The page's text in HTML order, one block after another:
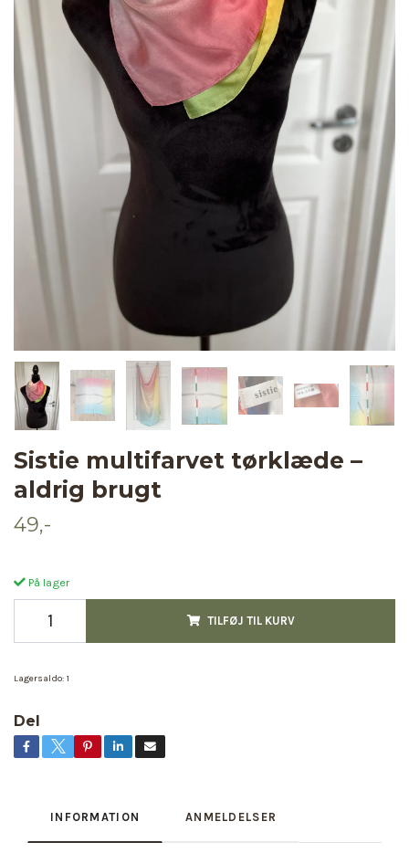
Sistie multifarvet tørklæde –
aldrig brugt
49,-
På lager
TILFØJ TIL KURV
Lagersaldo: 1
Del
INFORMATION ANMELDELSER